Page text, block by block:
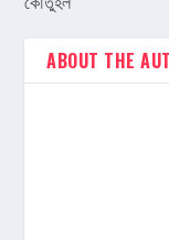
ABOUT THE